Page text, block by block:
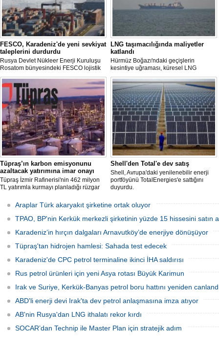
FESCO, Karadeniz'de yeni sevkiyat
taleplerini durdurdu
Rusya Devlet Nükleer Enerji Kuruluşu
Rosatom bünyesindeki FESCO lojistik
şirketi, Karadeniz üzerinden yapılacak
sevkiyatlara ilişkin yeni taleplerin
kabulünü geçici olarak durdurdu.
LNG taşımacılığında maliyetler
katlandı
Hürmüz Boğazı'ndaki geçişlerin
kesintiye uğraması, küresel LNG
arzında aksamalara yol açarken sefer
sürelerini uzattı ve gemi kiralama ile
deniz yakıtı maliyetlerini 2022 enerji
krizinden bu yana en yüksek seviyelere
çıkardı.
Tüpraş’ın karbon emisyonunu
azaltacak yatırımına imar onayı
Tüpraş İzmir Rafinerisi'nin 462 milyon
TL yatırımla kurmayı planladığı rüzgar
nazım ve uygulama imar planı
değişiklikleri Çevre, Şehircilik ve İklim
Değişikliği Bakanlığı tarafından
Shell'den Total'e dev satış
Shell, Avrupa'daki yenilenebilir enerji
portföyünü TotalEnergies'e sattığını
duyurdu.
Araplar Türk akaryakıt şirketine ortak oluyor
TPAO, BP'nin Kerkük merkezli şirketinin yüzde 15 hissesini satın
Karadeniz’in hırçın dalgaları Arnavutköy’de enerjiye dönüşüyor
Tüpraş'tan hidrojen hamlesi: Sahada test edecek
Karadeniz'de CPC petrol terminaline ikinci İHA saldırısı
Rus petrol ürünleri için yeni Asya rotası Büyük Karimun
Irak ve Suriye, Kerkük-Banyas petrol boru hattını yeniden
ABD'li enerji devi Irak'ta dev petrol anlaşmasına imza atıyor
AB'nin Rusya'dan LNG ithalatı rekor kırdı
SOCAR’dan Technip ile Master Plan için stratejik adım